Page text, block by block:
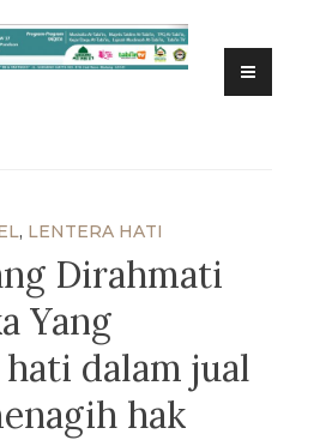
, LENTERA HATI
Dirahmati
Yang
dalam jual
hak